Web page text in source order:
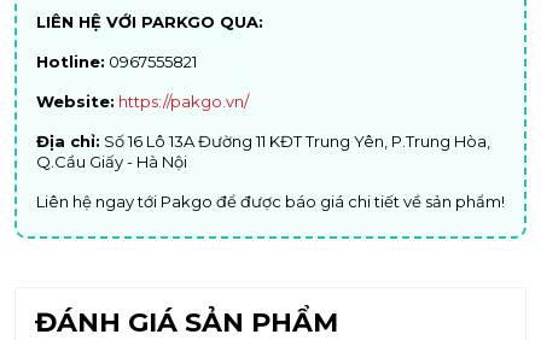
LIÊN HỆ VỚI PARKGO QUA:
Hotline: 0967555821
Website: https://pakgo.vn/
Địa chỉ: Số 16 Lô 13A Đường 11 KĐT Trung Yên, P.Trung Hòa,
Q.Cầu Giấy - Hà Nội
Liên hệ ngay tới Pakgo để được báo giá chi tiết về sản phẩm!
ĐÁNH GIÁ SẢN PHẨM